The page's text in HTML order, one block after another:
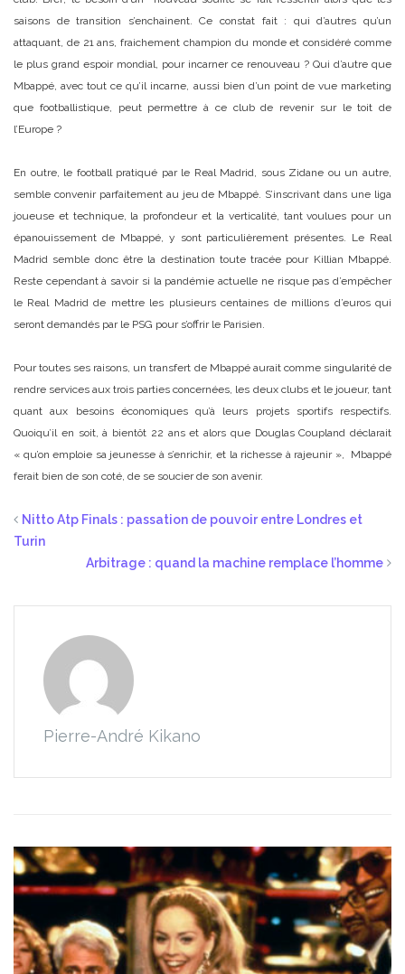
saisons de transition s’enchainent. Ce constat fait : qui d’autres qu’un
attaquant, de 21 ans, fraichement champion du monde et considéré comme
le plus grand espoir mondial, pour incarner ce renouveau ? Qui d’autre que
Mbappé, avec tout ce qu’il incarne, aussi bien d’un point de vue marketing
que footballistique, peut permettre à ce club de revenir sur le toit de
l’Europe ?
En outre, le football pratiqué par le Real Madrid, sous Zidane ou un autre,
semble convenir parfaitement au jeu de Mbappé. S’inscrivant dans une liga
joueuse et technique, la profondeur et la verticalité, tant voulues pour un
épanouissement de Mbappé, y sont particulièrement présentes. Le Real
Madrid semble donc être la destination toute tracée pour Killian Mbappé.
Reste cependant à savoir si la pandémie actuelle ne risque pas d’empêcher
le Real Madrid de mettre les plusieurs centaines de millions d’euros qui
seront demandés par le PSG pour s’offrir le Parisien.
Pour toutes ses raisons, un transfert de Mbappé aurait comme singularité de
rendre services aux trois parties concernées, les deux clubs et le joueur, tant
quant aux besoins économiques qu’à leurs projets sportifs respectifs.
Quoiqu’il en soit, à bientôt 22 ans et alors que Douglas Coupland déclarait
« qu’on emploie sa jeunesse à s’enrichir, et la richesse à rajeunir », Mbappé
ferait bien de son coté, de se soucier de son avenir.
Nitto Atp Finals : passation de pouvoir entre Londres et
Turin
Arbitrage : quand la machine remplace l’homme
Pierre-André Kikano